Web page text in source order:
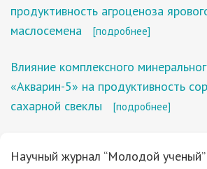
продуктивность агроценоза
маслосемена
[подробнее]
Влияние комплексного
«Акварин-5» на продуктивность
сахарной свеклы
[подробнее]
Научный журнал “Молодой